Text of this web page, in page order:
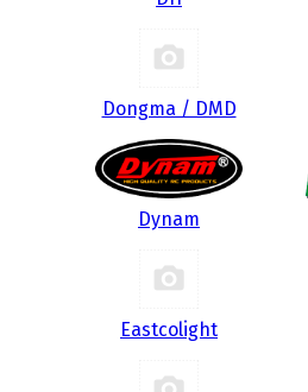
Dongma / DMD
Dynam
Eastcolight